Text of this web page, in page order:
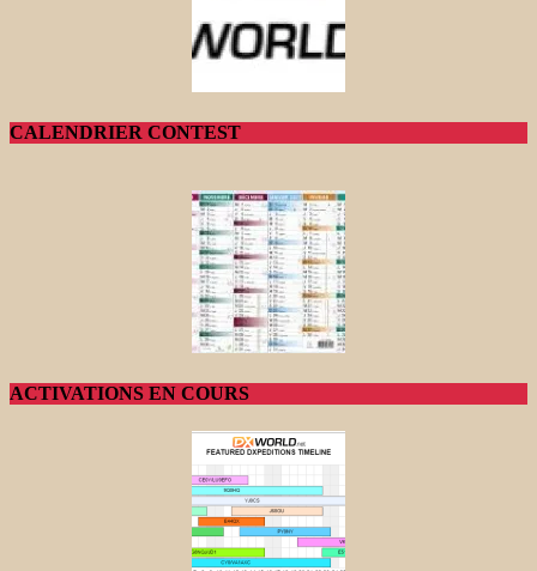
CALENDRIER CONTEST
ACTIVATIONS EN COURS